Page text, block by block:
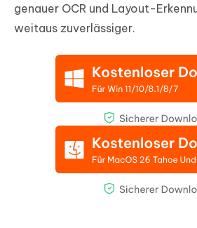
genauer OCR und Layout-
weitaus zuverlässiger.